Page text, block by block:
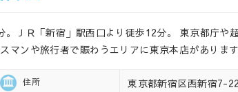
。ＪＲ「新宿」駅西口より徒歩12分。 東京都庁や
マンや旅行者で賑わうエリアに東京本店がありま
住所 東京都新宿区西新宿7-